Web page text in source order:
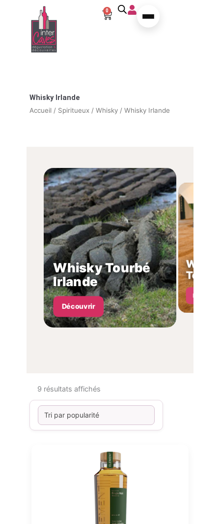
Aller au contenu
0Panier
Whisky Irlande
Accueil / Spiritueux / Whisky / Whisky Irlande
Whisky Tourbé
Irlande
Découvrir
Découvrir
9 résultats affichés